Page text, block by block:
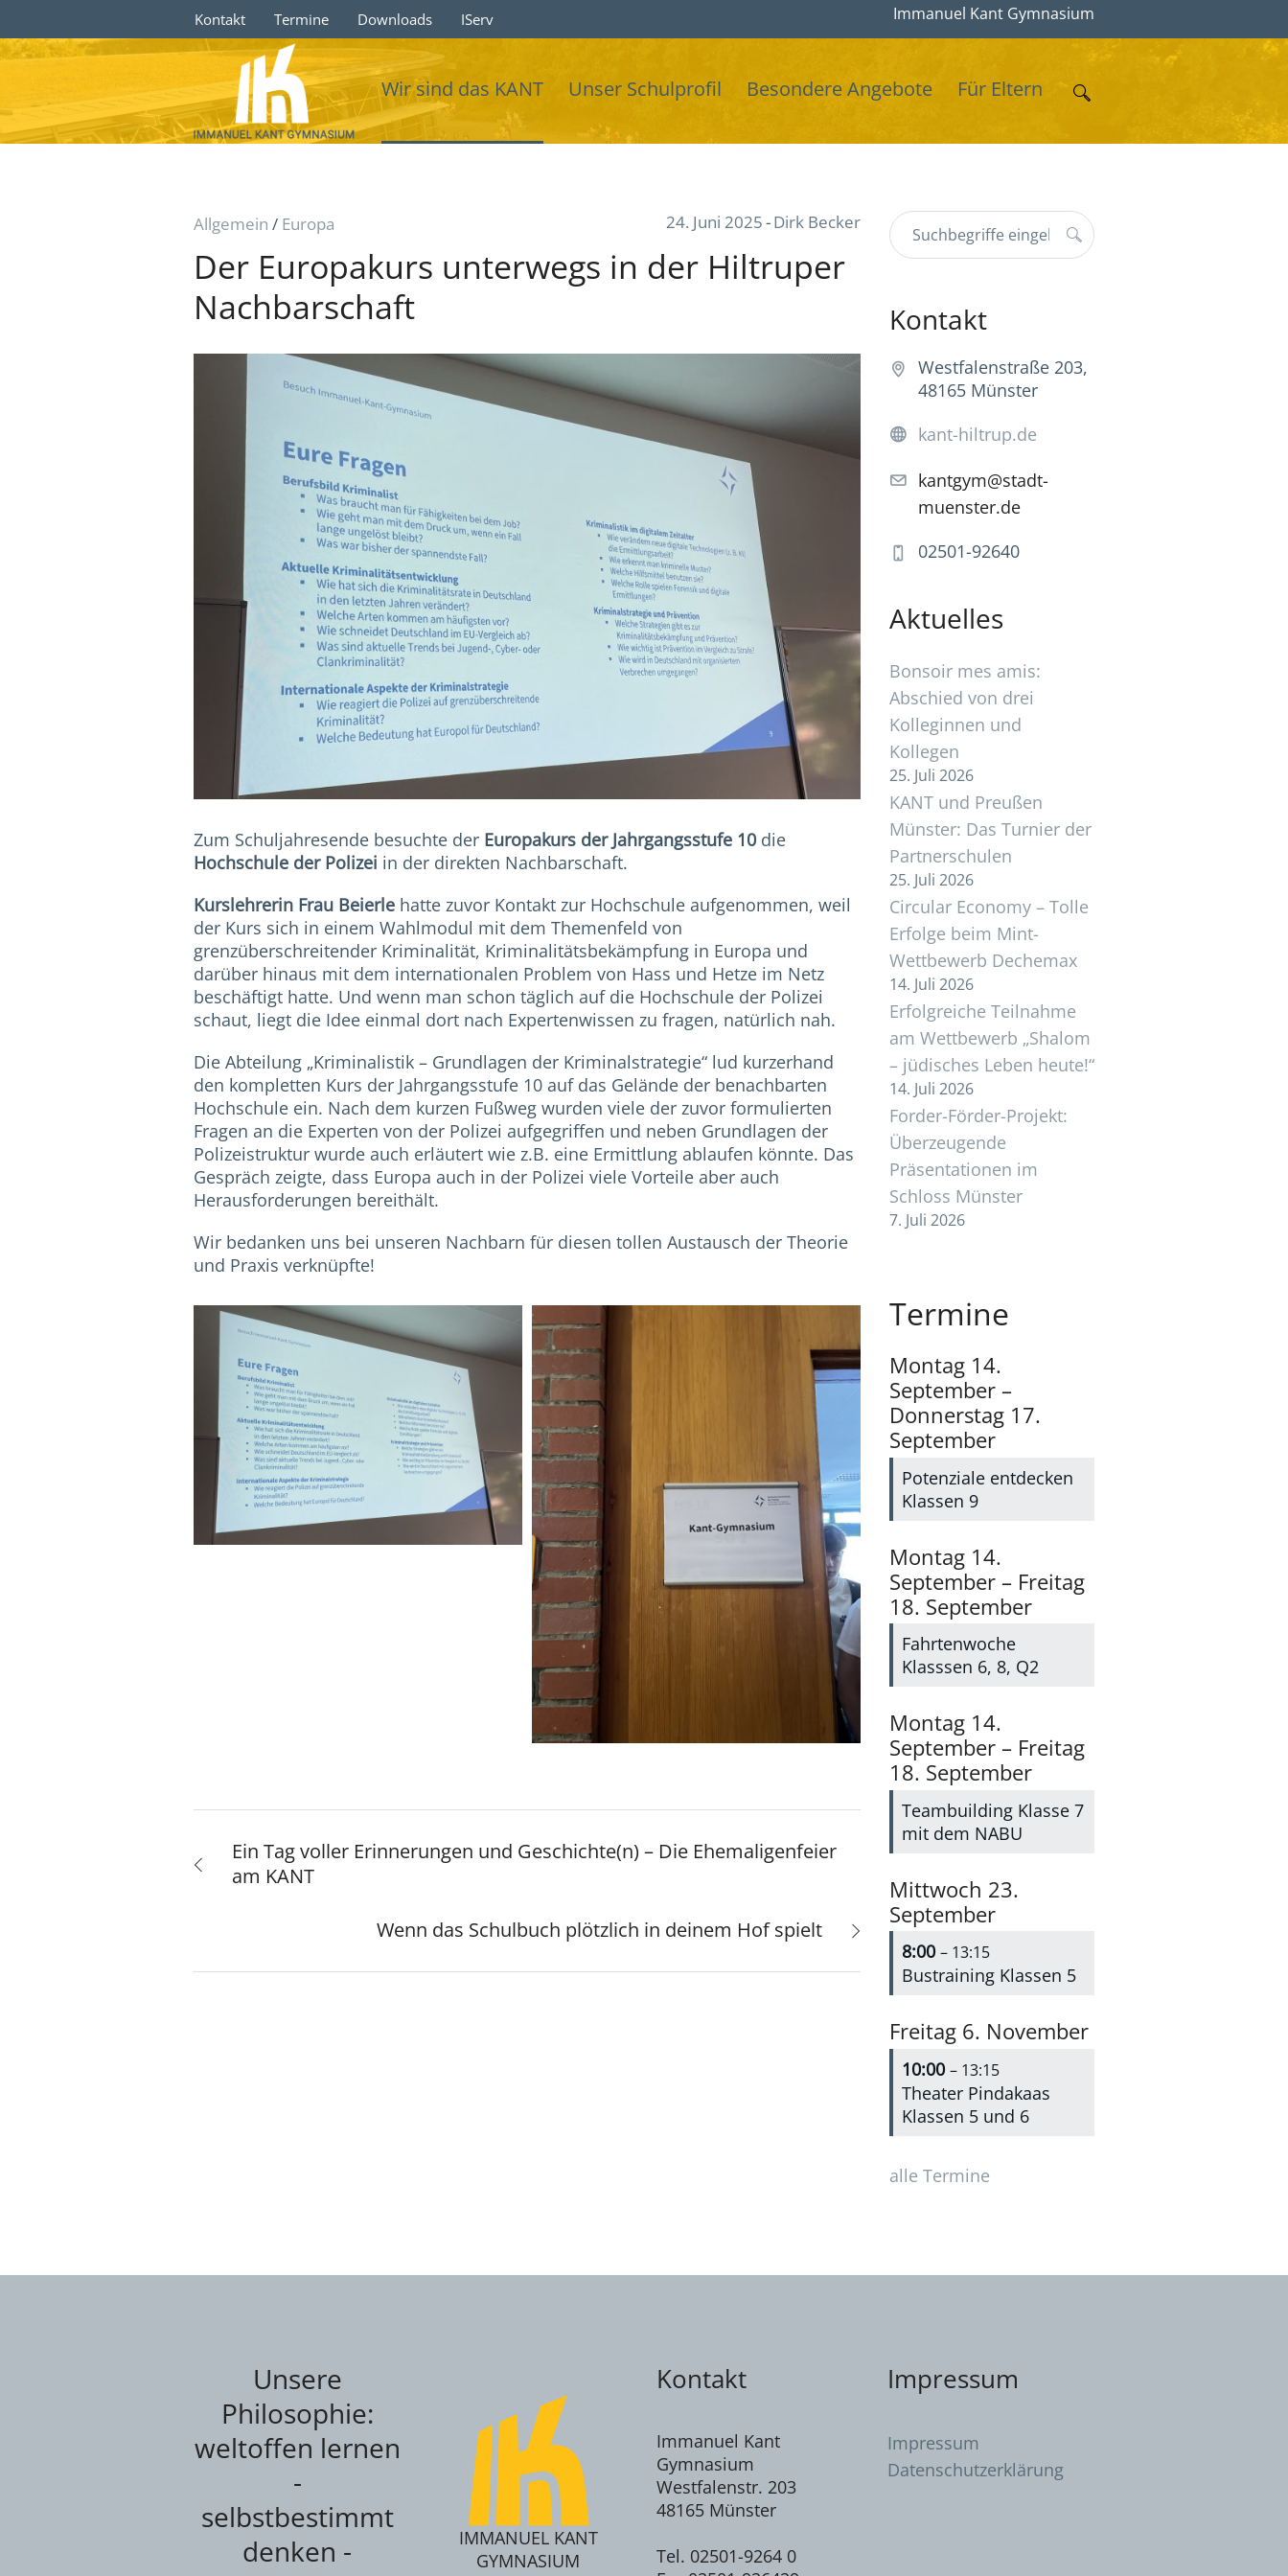
Immanuel Kant Gymnasium
Kontakt Termine Downloads IServ
Wir sind das KANT Unser Schulprofil Besondere Angebote Für Eltern
24. Juni 2025 Dirk Becker
Allgemein / Europa
Der Europakurs unterwegs in der Hiltruper
Nachbarschaft
Zum Schuljahresende besuchte der Europakurs der Jahrgangsstufe 10 die
Hochschule der Polizei in der direkten Nachbarschaft.
Kurslehrerin Frau Beierle hatte zuvor Kontakt zur Hochschule aufgenommen, weil
der Kurs sich in einem Wahlmodul mit dem Themenfeld von
grenzüberschreitender Kriminalität, Kriminalitätsbekämpfung in Europa und
darüber hinaus mit dem internationalen Problem von Hass und Hetze im Netz
beschäftigt hatte. Und wenn man schon täglich auf die Hochschule der Polizei
schaut, liegt die Idee einmal dort nach Expertenwissen zu fragen, natürlich nah.
Die Abteilung „Kriminalistik – Grundlagen der Kriminalstrategie“ lud kurzerhand
den kompletten Kurs der Jahrgangsstufe 10 auf das Gelände der benachbarten
Hochschule ein. Nach dem kurzen Fußweg wurden viele der zuvor formulierten
Fragen an die Experten von der Polizei aufgegriffen und neben Grundlagen der
Polizeistruktur wurde auch erläutert wie z.B. eine Ermittlung ablaufen könnte. Das
Gespräch zeigte, dass Europa auch in der Polizei viele Vorteile aber auch
Herausforderungen bereithält.
Wir bedanken uns bei unseren Nachbarn für diesen tollen Austausch der Theorie
und Praxis verknüpfte!
Ein Tag voller Erinnerungen und Geschichte(n) – Die Ehemaligenfeier
am KANT
Wenn das Schulbuch plötzlich in deinem Hof spielt
Kontakt
Westfalenstraße 203,
48165 Münster
kant-hiltrup.de
kantgym@stadt-
muenster.de
02501-92640
Aktuelles
Bonsoir mes amis:
Abschied von drei
Kolleginnen und
Kollegen
25. Juli 2026
KANT und Preußen
Münster: Das Turnier der
Partnerschulen
25. Juli 2026
Circular Economy – Tolle
Erfolge beim Mint-
Wettbewerb Dechemax
14. Juli 2026
Erfolgreiche Teilnahme
am Wettbewerb „Shalom
– jüdisches Leben heute!“
14. Juli 2026
Forder-Förder-Projekt:
Überzeugende
Präsentationen im
Schloss Münster
7. Juli 2026
Termine
Montag 14.
September–
Donnerstag 17.
September
Potenziale entdecken
Klassen 9
Montag 14.
September– Freitag
18. September
Fahrtenwoche
Klasssen 6, 8, Q2
Montag 14.
September– Freitag
18. September
Teambuilding Klasse 7
mit dem NABU
Mittwoch 23.
September
8:00– 13:15
Bustraining Klassen 5
Freitag 6. November
10:00– 13:15
Theater Pindakaas
Klassen 5 und 6
alle Termine
Unsere
Philosophie:
weltoffen lernen
-
selbstbestimmt
denken -
IMMANUEL KANT
GYMNASIUM
Kontakt
Immanuel Kant
Gymnasium
Westfalenstr. 203
48165 Münster
Tel. 02501-9264 0
Impressum
Impressum
Datenschutzerklärung